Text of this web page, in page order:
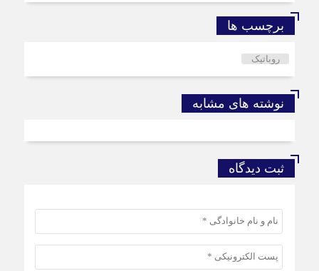
برچسب ها
روباتیک
نوشته های مشابه
ثبت دیدگاه